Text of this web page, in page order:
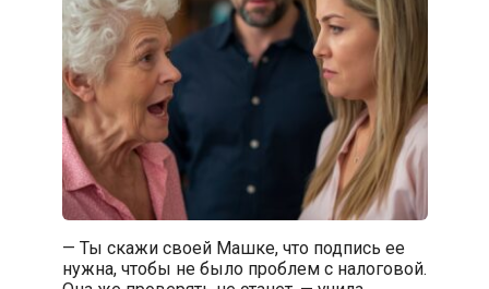
— Ты скажи своей Машке, что подпись ее
нужна, чтобы не было проблем с налоговой.